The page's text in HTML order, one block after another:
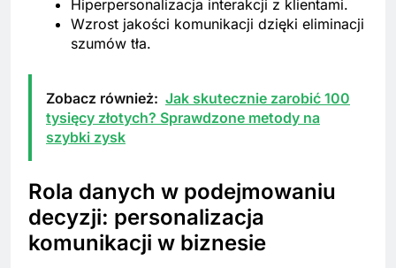
Hiperpersonalizacja interakcji z klientami.
Wzrost jakości komunikacji dzięki eliminacji
szumów tła.
Zobacz również: Jak skutecznie zarobić 100
tysięcy złotych? Sprawdzone metody na
szybki zysk
Rola danych w podejmowaniu
decyzji: personalizacja
komunikacji w biznesie